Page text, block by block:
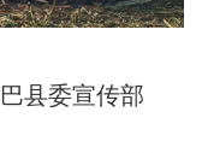
县委宣传部